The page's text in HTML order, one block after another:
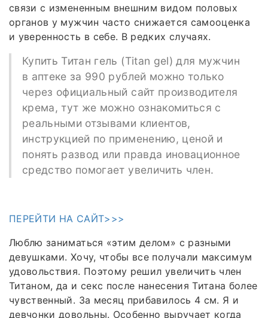
связи с измененным внешним видом половых
органов у мужчин часто снижается самооценка
и уверенность в себе. В редких случаях.
Купить Титан гель (Titan gel) для мужчин
в аптеке за 990 рублей можно только
через официальный сайт производителя
крема, тут же можно ознакомиться с
реальными отзывами клиентов,
инструкцией по применению, ценой и
понять развод или правда иновационное
средство помогает увеличить член.
ПЕРЕЙТИ НА САЙТ>>>
Люблю заниматься «этим делом» с разными
девушками. Хочу, чтобы все получали максимум
удовольствия. Поэтому решил увеличить член
Титаном, да и секс после нанесения Титана более
чувственный. За месяц прибавилось 4 см. Я и
девчонки довольны. Особенно выручает когда